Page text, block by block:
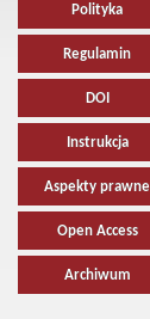
Polityka
Regulamin
DOI
Instrukcja
Aspekty prawne
Open Access
Archiwum